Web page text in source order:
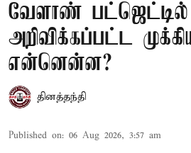
வேளாண் பட்ஜெட்டில்
அறிவிக்கப்பட்ட
என்னென்ன?
தினத்தந்தி
Published on: 06 Aug 2026, 3:57 am